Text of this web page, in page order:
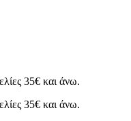
35€ και άνω.
35€ και άνω.